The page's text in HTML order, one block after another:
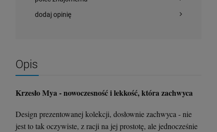
dodaj opinię
Opis
Krzesło Mya - nowoczesność i lekkość, która zachwyca
Design prezentowanej kolekcji, dosłownie zachwyca - nie
jest to tak oczywiste, z racji na jej prostotę, ale jednocześnie